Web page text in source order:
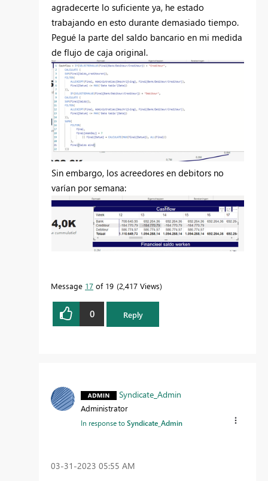
agradecerte lo suficiente ya, he estado
trabajando en esto durante demasiado tiempo.
Pegué la parte del saldo bancario en mi medida
de flujo de caja original.
Sin embargo, los acreedores en debitors no
varían por semana:
Message 17 of 19 2,417 Views
0 Reply
Syndicate_Admin
Administrator
In response toSyndicate_Admin
‎03-31-2023 05:55 AM